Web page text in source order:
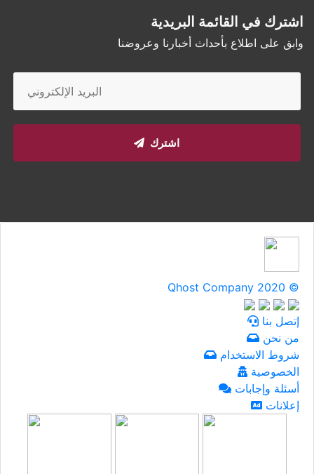
اشترك في القائمة البريدية
وابق على اطلاع بأحداث أخبارنا وعروضنا
اشترك
Qhost Company 2020 ©
إتصل بنا
من نحن
شروط الاستخدام
الخصوصية
أسئلة وإجابات
إعلانات